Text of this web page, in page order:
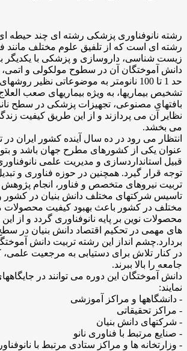
رشته نانوفناوری پزشکی رشته ای چند حیطه
رشته ای است که از تلفیق علوم مختلف مانند
زیست شناسی، داروسازی و پزشکی با یکدیگر
دانش آموختگان آن در سطوح مولکولی و اتمی،
حد 1 تا 100 نانومتر به موضوعاتی نظیر
تشخیص بیماریها، به ویژه بیماریهای صعب
بافتهای مصنوعی، تجهیزات پزشکی در سطح نانو
نظایر آن می پردازند و از این طریق کیفیت
می بخشد.
انتظار می رود در ده سال آینده کشور ایران در
عنوان یکی از کشورهای مطرح جهان باشد و
قبیل استانداردسازی و مدیریت علمی
توجه قرار گیرد. همچنین در حوزه فناوری و
تربیت نیروهای متخصص و فناور، انجام
تاسیس شرکتهای مختلف دانش بنیان در کشور
مختلف در کشور باعث بهبود کیفیت محصولات
محصولات نوین بر پایه نانوفناوری گردد و از
های مهمی در تحکیم اقتصاد دانش بنیان در
بردارد.چشم انداز این رشته تربیت دانش
در کنار تلاش برای دستیابی به مرجعیت
جامعه را بالا ببرند.
دانش آموختگان این دوره می توانند در
نمایند:
- دانشگاهها و مراکز آموزشی
- مراکز تحقیقاتی
- شرکتهای دانش بنیان
- صنایع مرتبط با فناوری نانو
- وزارتخانه ها و مراکز ستادی مرتبط با